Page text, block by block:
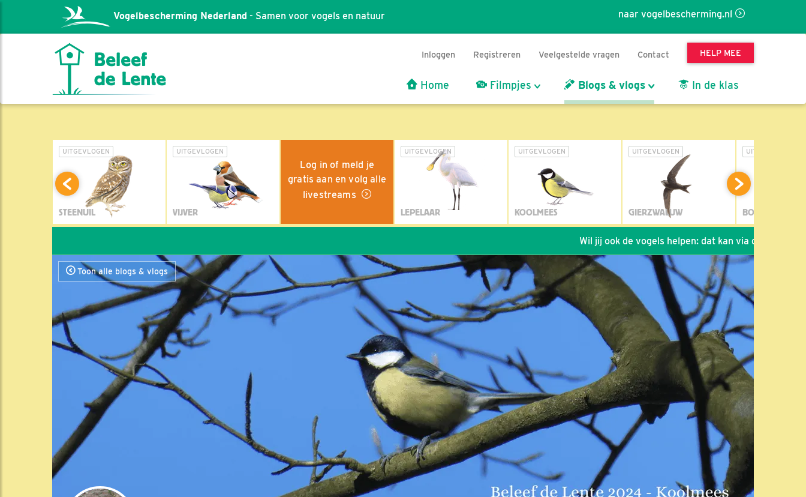
naar vogelbescherming.nl
Vogelbescherming Nederland - Samen voor vogels en natuur
Inloggen Registreren Veelgestelde vragen Contact HELP MEE
Home Filmpjes Blogs & vlogs In de klas
UITGEVLOGEN
STEENUIL
UITGEVLOGEN
VIJVER
Log in of meld je
gratis aan en volg alle
livestreams
UITGEVLOGEN
LEPELAAR
UITGEVLOGEN
KOOLMEES
UITGEVLOGEN
GIERZWALUW
UITGEVLOGEN
BOSUIL
Wil jij ook de vogels helpen: dat kan via de link!
Toon alle blogs & vlogs